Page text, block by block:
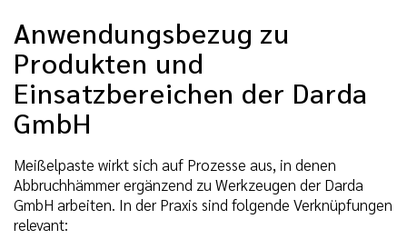
Anwendungsbezug zu
Produkten und
Einsatzbereichen der Darda
GmbH
Meißelpaste wirkt sich auf Prozesse aus, in denen
Abbruchhämmer ergänzend zu Werkzeugen der Darda
GmbH arbeiten. In der Praxis sind folgende Verknüpfungen
relevant: